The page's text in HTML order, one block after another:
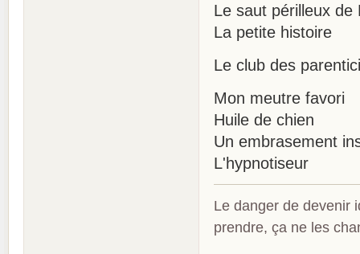
Le saut périlleux de
La petite histoire
Le club des
Mon meutre favori
Huile de chien
Un embrasement
L'hypnotiseur
Le danger de devenir
prendre, ça ne les